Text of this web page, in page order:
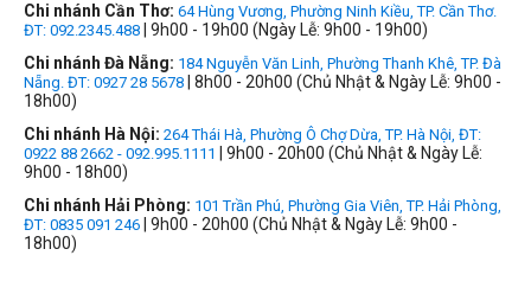
Chi nhánh Cần Thơ: 64 Hùng Vương, Phường Ninh Kiều, TP. Cần Thơ.
ĐT: 092.2345.488 | 9h00 - 19h00 (Ngày Lễ: 9h00 - 19h00)
Chi nhánh Đà Nẵng: 184 Nguyễn Văn Linh, Phường Thanh Khê, TP. Đà
Nẵng. ĐT: 0927 28 5678 | 8h00 - 20h00 (Chủ Nhật & Ngày Lễ: 9h00 -
18h00)
Chi nhánh Hà Nội: 264 Thái Hà, Phường Ô Chợ Dừa, TP. Hà Nội, ĐT:
0922 88 2662 - 092.995.1111
| 9h00 - 20h00 (Chủ Nhật & Ngày Lễ:
9h00 - 18h00)
Chi nhánh Hải Phòng: 101 Trần Phú, Phường Gia Viên, TP. Hải Phòng,
ĐT: 0835 091 246 | 9h00 - 20h00 (Chủ Nhật & Ngày Lễ: 9h00 -
18h00)